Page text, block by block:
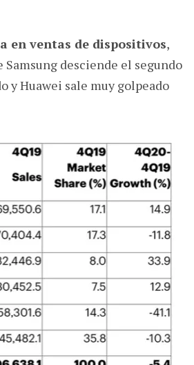
en ventas de dispositivos,
desciende el segundo
y Huawei sale muy golpeado